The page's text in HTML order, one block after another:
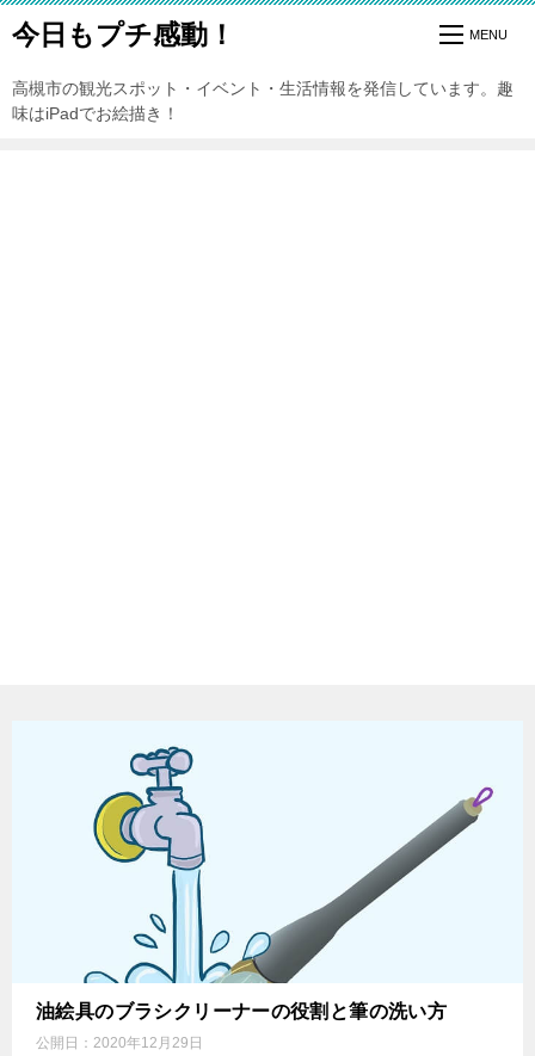
今日もプチ感動！
高槻市の観光スポット・イベント・生活情報を発信しています。趣
味はiPadでお絵描き！
油絵具のブラシクリーナーの役割と筆の洗い方
公開日： 2020年12月29日